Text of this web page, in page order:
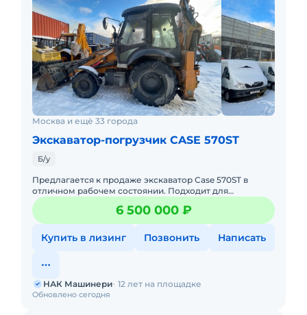
Москва и ещё 33 города
Экскаватор-погрузчик CASE 570ST
Б/у
Предлагается к продаже экскаватор Case 570ST в
отличном рабочем состоянии. Подходит для
выполнения разнообразных задач — от земляных
работ до погрузки и демонта
6 500 000 ₽
Купить в лизинг Позвонить Написать
Обновлено сегодня
НАК Машинери 12 лет на площадке